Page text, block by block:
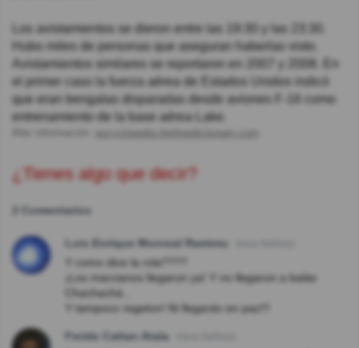
Los avistamientos se dieron entre las 19:30 y las 23:30.
Hubo miles de personas que aseguran haberlas visto.
Avistamientos similares se reportaron en 2007 y 2008. En
el primer caso la fuerza aérea de Estados Unidos indicó
que eran bengalas disparadas desde aviones F-16 como
entrenamiento de la base aérea Lake.
encyclopedia.thefreedictionary.com
¿Tienes algo que decir?
2 Comentarios
Luis Enrique Monreal Ramirez
Y como dice la rola????
¡Los marcianos llegaron ya! Y no llegaron a bailar
Chachachá...
Y tampoco regeton! Ni llegarán en paz!!!
Feride Cattan Atala